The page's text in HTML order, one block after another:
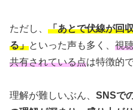
ただし、 「あとで伏線が回
る」といった声も多く、 視
共有されている点は特徴的で
理解が難しいぶん、 SNSで